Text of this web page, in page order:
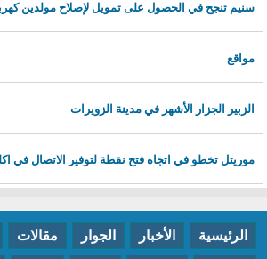
سنيم تنجح في الحصول على تمويل لإصلاح مولدين
مواقع
الزبير الجزار الأشهر في مدينة الزويرات
موريتل تخطو في اتجاه فتح نقطة لتوفير الاتصال في
الرئيسية الأخبار الجوار مقالات